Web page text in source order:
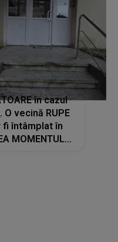
în cazul
vecină RUPE
fi întâmplat în
MOMENTULUI